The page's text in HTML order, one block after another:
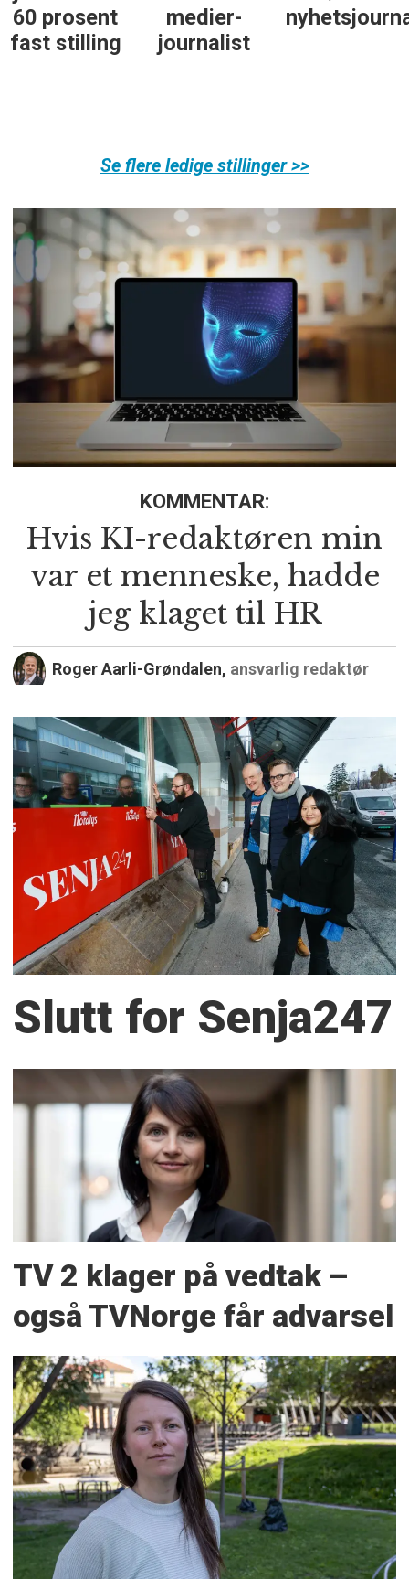
60 prosent
fast stilling
medier-
journalist
Se flere ledige stillinger >>
KOMMENTAR:
Hvis KI-redaktøren min
var et menneske, hadde
jeg klaget til HR
Roger Aarli-Grøndalen, ansvarlig redaktør
Slutt for Senja247
TV 2 klager på vedtak –
også TVNorge får advarsel